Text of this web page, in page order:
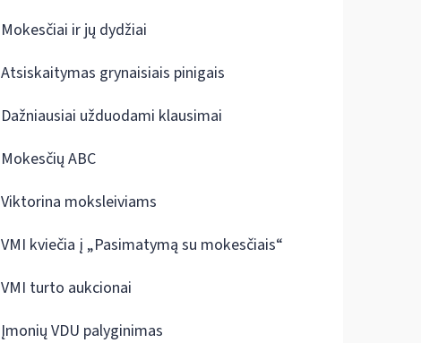
Mokesčiai ir jų dydžiai
Atsiskaitymas grynaisiais pinigais
Dažniausiai užduodami klausimai
Mokesčių ABC
Viktorina moksleiviams
VMI kviečia į „Pasimatymą su mokesčiais“
VMI turto aukcionai
Įmonių VDU palyginimas